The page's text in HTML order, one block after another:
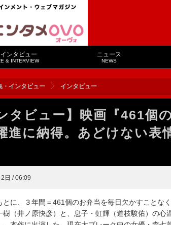
ンタビュー
& INTERVIEW
ニュース
NEWS
・インタビュー インタビュー
タビュー】映画『461個
に納得。あどけない表
日 / 06:09
に、３年間＝461個のお弁当を毎日欠かすことな
樹（井ノ原快彦）と、息子・虹輝（道枝駿佑）の心